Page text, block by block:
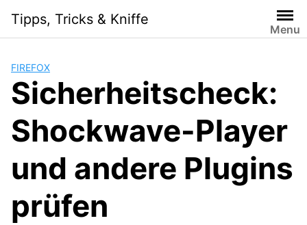
i
Tipps, Tricks & Kniffe
Menu
FIREFOX
Sicherheitscheck:
Shockwave-Player
und andere Plugins
prüfen